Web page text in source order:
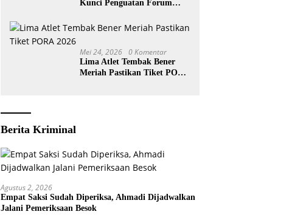
Kunci Penguatan Forum
Mei 24, 2026 0 Komentar
Lima Atlet Tembak Bener
Meriah Pastikan Tiket PORA
Berita Kriminal
Agustus 2, 2026
Empat Saksi Sudah Diperiksa, Ahmadi Dijadwalkan
Jalani Pemeriksaan Besok